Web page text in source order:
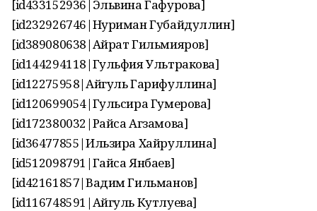
[id433152936|Эльвина Гафурова]
[id232926746|Нуриман Губайдуллин]
[id389080638|Айрат Гильмияров]
[id144294118|Гульфия Ультракова]
[id12275958|Айгуль Гарифуллина]
[id120699054|Гульсира Гумерова]
[id172380032|Райса Агзамова]
[id36477855|Ильзира Хайруллина]
[id512098791|Гайса Янбаев]
[id42161857|Вадим Гильманов]
[id116748591|Айгуль Кутлуева]